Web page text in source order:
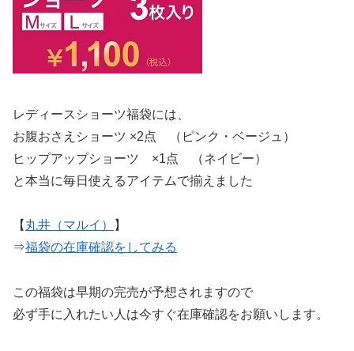
レディースショーツ福袋には、
お腹おさえショーツ ×2点 （ピンク・ベージュ）
ヒップアップショーツ ×1点 （ネイビー）
と本当に毎日使えるアイテムで揃えました
【 丸井（マルイ）
】
⇒福袋の在庫確認をしてみる
この福袋は早期の完売が予想されますので
必ず手に入れたい人は今すぐ在庫確認をお願いします。